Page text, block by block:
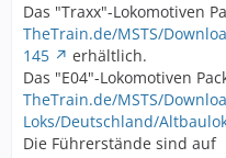
Das "Traxx"-Lokomotiven
TheTrain.de/MSTS/
145
erhältlich.
Das "E04"-Lokomotiven
TheTrain.de/MSTS/
Loks/Deutschland/
Die Führerstände sind auf